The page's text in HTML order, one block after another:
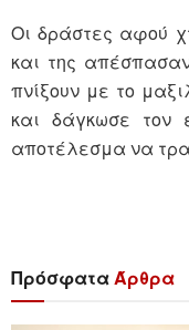
Οι δράστες αφού
και της
πνίξουν με το
και δάγκωσε τον
αποτέλεσμα να
Πρόσφατα Άρθρα